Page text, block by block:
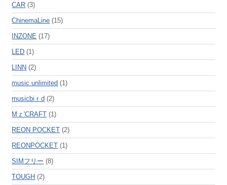
CAR (3)
ChinemaLine (15)
INZONE (17)
LED (1)
LINN (2)
music unlimited (1)
musicbiｒd (2)
Mｚ'CRAFT (1)
REON POCKET (2)
REONPOCKET (1)
SIMフリー (8)
TOUGH (2)